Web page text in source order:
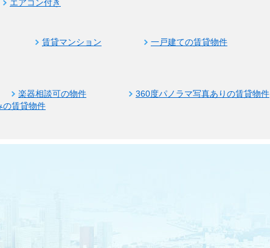
エアコン付き
賃貸マンション
一戸建ての賃貸物件
楽器相談可の物件
360度パノラマ写真ありの賃貸物件
の賃貸物件